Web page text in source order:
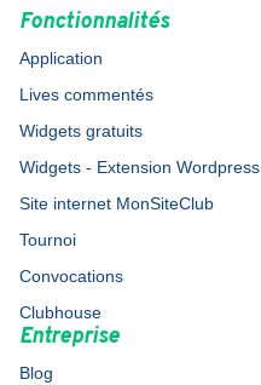
Fonctionnalités
Application
Lives commentés
Widgets gratuits
Widgets - Extension Wordpress
Site internet MonSiteClub
Tournoi
Convocations
Clubhouse
Entreprise
Blog